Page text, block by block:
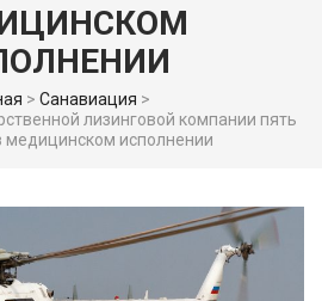
> Санавиация >
лизинговой компании пять
медицинском исполнении